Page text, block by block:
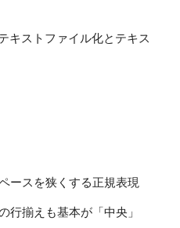
キストファイル化とテキス
ースを狭くする正規表現
行揃えも基本が「中央」